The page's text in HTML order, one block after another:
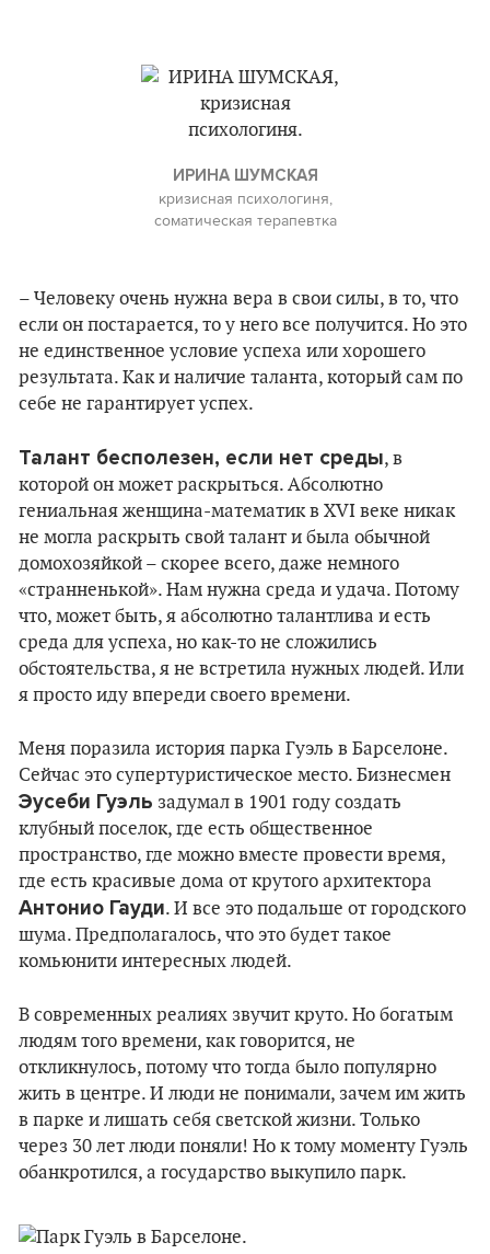
ИРИНА ШУМСКАЯ
кризисная психологиня,
соматическая терапевтка
– Человеку очень нужна вера в свои силы, в то, что
если он постарается, то у него все получится. Но это
не единственное условие успеха или хорошего
результата. Как и наличие таланта, который сам по
себе не гарантирует успех.
Талант бесполезен, если нет среды, в
которой он может раскрыться. Абсолютно
гениальная женщина-математик в XVI веке никак
не могла раскрыть свой талант и была обычной
домохозяйкой – скорее всего, даже немного
«странненькой». Нам нужна среда и удача. Потому
что, может быть, я абсолютно талантлива и есть
среда для успеха, но как-то не сложились
обстоятельства, я не встретила нужных людей. Или
я просто иду впереди своего времени.
Меня поразила история парка Гуэль в Барселоне.
Сейчас это супертуристическое место. Бизнесмен
Эусеби Гуэль задумал в 1901 году создать
клубный поселок, где есть общественное
пространство, где можно вместе провести время,
где есть красивые дома от крутого архитектора
Антонио Гауди. И все это подальше от городского
шума. Предполагалось, что это будет такое
комьюнити интересных людей.
В современных реалиях звучит круто. Но богатым
людям того времени, как говорится, не
откликнулось, потому что тогда было популярно
жить в центре. И люди не понимали, зачем им жить
в парке и лишать себя светской жизни. Только
через 30 лет люди поняли! Но к тому моменту Гуэль
обанкротился, а государство выкупило парк.